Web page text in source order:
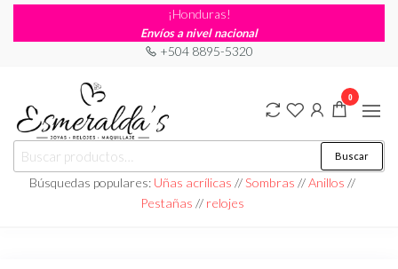
¡Honduras!
Envíos a nivel nacional
+504 8895-5320
Joyería
Esmeraldas
Joyería |
Maquillaje
|
Relojería
Buscar
Búsquedas populares: Uñas acrílicas //Sombras //Anillos //
Pestañas // relojes
0